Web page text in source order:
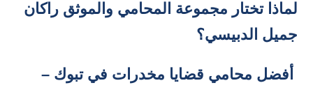
لماذا تختار مجموعة المحامي والموثق راكان
جميل الدبيسي؟
أفضل محامي قضايا مخدرات في تبوك –